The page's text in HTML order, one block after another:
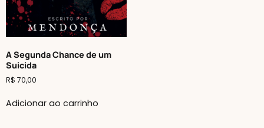
A Segunda Chance de um
Suicida
R$ 70,00
Adicionar ao carrinho